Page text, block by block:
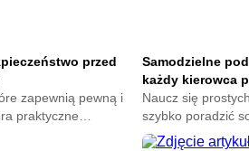
przed
zapewnią pewną i
praktyczne
po niezbędne
Samodzielne
każdy kierowca
Naucz się
szybko poradzić
zaoszczędzić